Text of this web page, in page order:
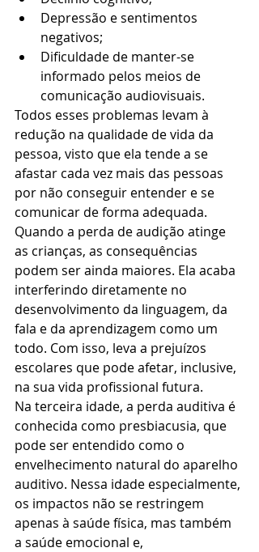
Depressão e sentimentos
negativos;
Dificuldade de manter-se
informado pelos meios de
comunicação audiovisuais.
Todos esses problemas levam à
redução na qualidade de vida da
pessoa, visto que ela tende a se
afastar cada vez mais das pessoas
por não conseguir entender e se
comunicar de forma adequada.
Quando a perda de audição atinge
as crianças, as consequências
podem ser ainda maiores. Ela acaba
interferindo diretamente no
desenvolvimento da linguagem, da
fala e da aprendizagem como um
todo. Com isso, leva a prejuízos
escolares que pode afetar, inclusive,
na sua vida profissional futura.
Na terceira idade, a perda auditiva é
conhecida como presbiacusia, que
pode ser entendido como o
envelhecimento natural do aparelho
auditivo. Nessa idade especialmente,
os impactos não se restringem
apenas à saúde física, mas também
a saúde emocional e,